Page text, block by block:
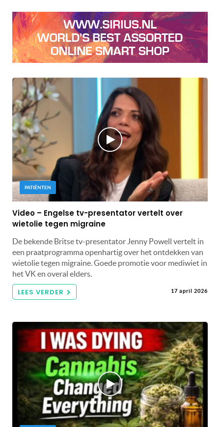
PATIËNTEN
Video – Engelse tv-presentator vertelt over
wietolie tegen migraine
De bekende Britse tv-presentator Jenny Powell vertelt in
een praatprogramma openhartig over het ontdekken van
wietolie tegen migraine. Goede promotie voor mediwiet in
het VK en overal elders.
LEES VERDER 17 april 2026